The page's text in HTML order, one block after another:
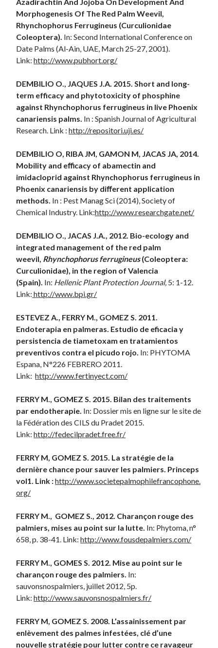
Azadirachtin And Jojoba On Development And
Morphogenesis Of The Red Palm Weevil,
Rhynchophorus Ferrugineus (Curculionidae
Coleoptera). In: Second International Conference on
Date Palms (Al-Ain, UAE, March 25-27, 2001).
Link:http://www.pubhort.org/
DEMBILIO O., JAQUES J.A. 2015. Short and long-
term efficacy and phytotoxicity of phosphine
against Rhynchophorus ferrugineus in live Phoenix
canariensis palms. In : Spanish Journal of Agricultural
Research. Link :http://repositori.uji.es/
DEMBILIO O, RIBA JM, GAMON M, JACAS JA, 2014.
Mobility and eﬃcacy of abamectin and
imidacloprid against Rhynchophorus ferrugineus in
Phoenix canariensis by diﬀerent application
methods. In : Pest Manag Sci (2014), Society of
Chemical Industry. Link:http://www.researchgate.net/
DEMBILIO O., JACAS J.A., 2012. Bio-ecology and
integrated management of the red palm
weevil, Rhynchophorus ferrugineus(Coleoptera:
Curculionidae), in the region of Valencia
(Spain). In: Hellenic Plant Protection Journal, 5: 1-12.
Link: http://www.bpi.gr/
ESTEVEZ A., FERRY M., GOMEZ S. 2011.
Endoterapia en palmeras. Estudio de eficacia y
persistencia de tiametoxam en tratamientos
preventivos contra el picudo rojo. In: PHYTOMA
Espana, N°226 FEBRERO 2011.
Link:http://www.fertinyect.com/
FERRY M., GOMEZ S. 2015. Bilan des traitements
par endotherapie. In: Dossier mis en ligne sur le site de
la Fédération des CILS du Pradet 2015.
Link:http://fedecilpradet.free.fr/
FERRY M, GOMEZ S. 2015. La stratégie de la
dernière chance pour sauver les palmiers. Princeps
vol1. Link :http://www.societepalmophilefrancophone.
org/
FERRY M., GOMEZ S., 2012. Charançon rouge des
palmiers, mises au point sur la lutte. In: Phytoma, n°
658, p. 38-41. Link:http://www.fousdepalmiers.com/
FERRY M., GOMES S. 2012. Mise au point sur le
charançon rouge des palmiers. In:
sauvonsnospalmiers, juillet 2012, 5p.
Link:http://www.sauvonsnospalmiers.fr/
FERRY M, GOMEZ S. 2008. L’assainissement par
enlèvement des palmes infestées, clé d’une
nouvelle stratégie pour lutter contre ce ravageur